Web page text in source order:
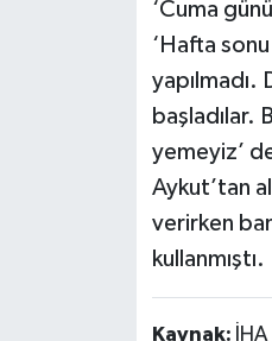
‘Cuma
‘Hafta
yapılmadı.
başladılar.
yemeyiz’
Aykut’tan
verirken
kullanmıştı.
Kaynak: İHA